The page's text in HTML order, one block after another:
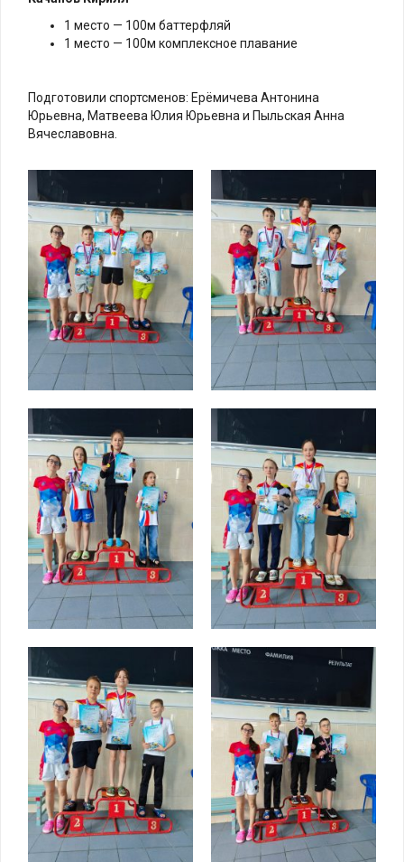
1 место — 100м баттерфляй
1 место — 100м комплексное плавание
Подготовили спортсменов: Ерёмичева Антонина
Юрьевна, Матвеева Юлия Юрьевна и Пыльская Анна
Вячеславовна.